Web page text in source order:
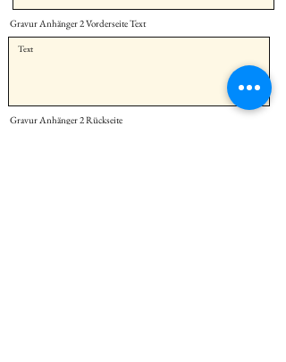
Gravur Anhänger 2 Vorderseite Text
Gravur Anhänger 2 Rückseite